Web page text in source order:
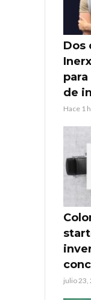
Dos
de
Hace 1
julio 23,